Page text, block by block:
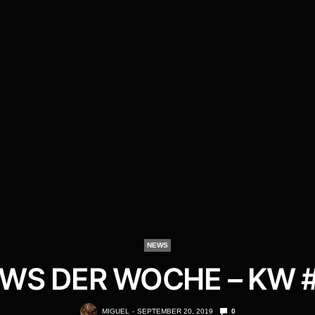
NEWS
DER WOCHE – KW
MIGUEL SEPTEMBER 20, 2019 0